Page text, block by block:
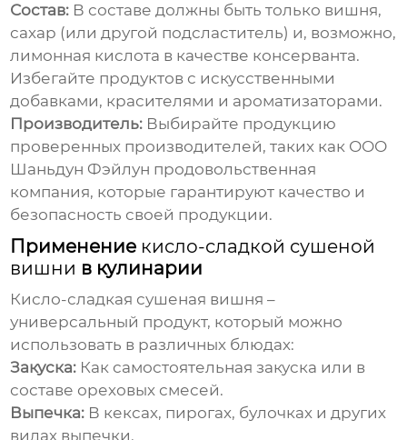
Состав: В составе должны быть только вишня,
сахар (или другой подсластитель) и, возможно,
лимонная кислота в качестве консерванта.
Избегайте продуктов с искусственными
добавками, красителями и ароматизаторами.
Производитель: Выбирайте продукцию
проверенных производителей, таких как ООО
Шаньдун Фэйлун продовольственная
компания, которые гарантируют качество и
безопасность своей продукции.
Применение кисло-сладкой сушеной
вишни в кулинарии
Кисло-сладкая сушеная вишня –
универсальный продукт, который можно
использовать в различных блюдах:
Закуска: Как самостоятельная закуска или в
составе ореховых смесей.
Выпечка: В кексах, пирогах, булочках и других
видах выпечки.